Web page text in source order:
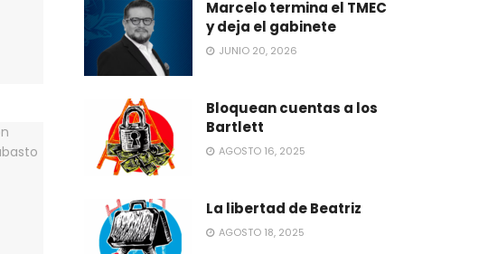
Marcelo termina el TMEC
y deja el gabinete
JUNIO 20, 2026
Bloquean cuentas a los
Bartlett
AGOSTO 16, 2025
La libertad de Beatriz
AGOSTO 18, 2025